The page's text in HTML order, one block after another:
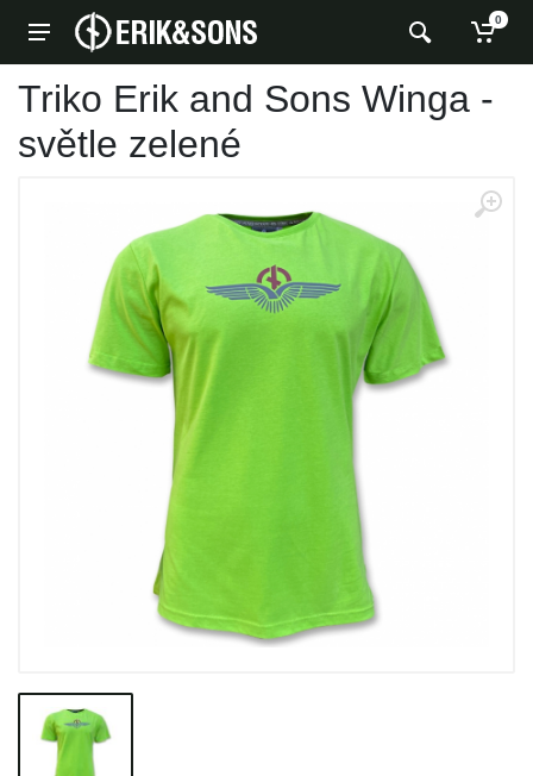
0
Triko Erik and Sons Winga -
světle zelené